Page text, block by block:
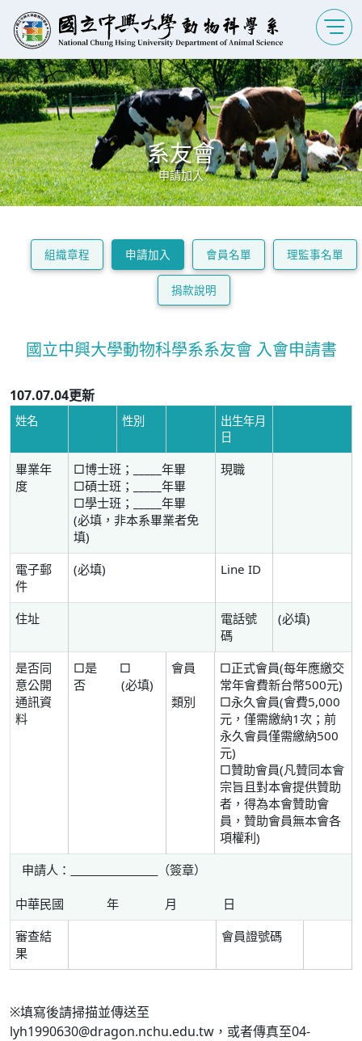
系友會
申請加入
組織章程 申請加入 會員名單 理監事名單
捐款說明
國立中興大學動物科學系系友會 入會申請書
107.07.04更新
姓名 性別
出生年月
日
畢業年
度
□博士班；_____年畢
□碩士班；_____年畢
□學士班；_____年畢
(必填，非本系畢業者免
填)
現職
電子郵
件
(必填) Line ID
住址
電話號
碼
(必填)
是否同
意公開
通訊資
料
□是 □
否 (必填)
會員
類別
□正式會員(每年應繳交
常年會費新台幣500元)
□永久會員(會費5,000
元，僅需繳納1次；前
永久會員僅需繳納500
元)
□贊助會員(凡贊同本會
宗旨且對本會提供贊助
者，得為本會贊助會
員，贊助會員無本會各
項權利)
申請人：
（簽章）
中華民國 年 月 日
審查結
果
會員證號碼
※填寫後請掃描並傳送至
lyh1990630@dragon.nchu.edu.tw，或者傳真至04-